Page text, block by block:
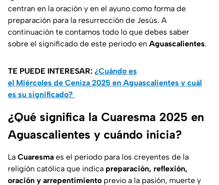
centran en la oración y en el ayuno como forma de
preparación para la resurrección de Jesús. A
continuación te contamos todo lo que debes saber
sobre el significado de este periodo en Aguascalientes.
TE PUEDE INTERESAR: ¿Cuándo es
el Miércoles de Ceniza 2025 en Aguascalientes y cuál
es su significado?
¿Qué significa la Cuaresma 2025 en
Aguascalientes y cuándo inicia?
La Cuaresma es el periodo para los creyentes de la
religión católica que indica preparación, reflexión,
oración y arrepentimiento previo a la pasión, muerte y